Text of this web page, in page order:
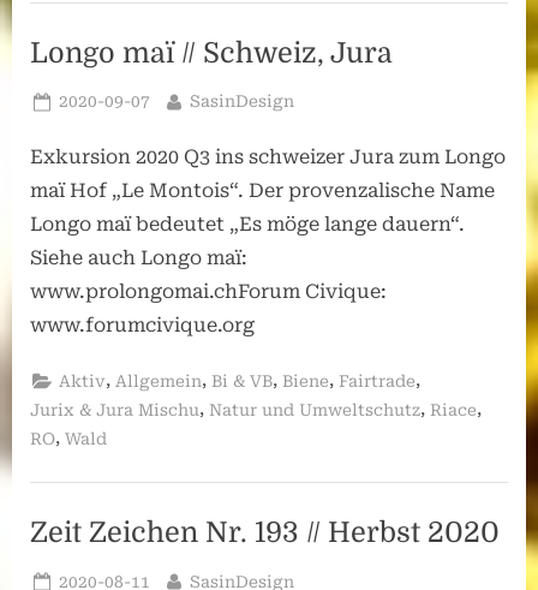
Longo maï // Schweiz, Jura
Posted
2020-09-07 By
SasinDesign
Exkursion 2020 Q3 ins schweizer Jura zum Longo
maï Hof „Le Montois“. Der provenzalische Name
Longo maï bedeutet „Es möge lange dauern“.
Siehe auch Longo maï:
www.prolongomai.chForum Civique:
www.forumcivique.org
Aktiv, Allgemein, Bi & VB, Biene, Fairtrade,
Jurix & Jura Mischu, Natur und Umweltschutz, Riace,
RO, Wald
Zeit Zeichen Nr. 193 // Herbst 2020
Posted
2020-08-11 By
SasinDesign